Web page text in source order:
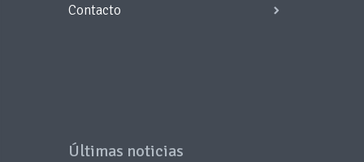
Contacto
Últimas noticias